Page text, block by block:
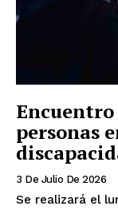
personas
3 De Julio De 2026
Se realizará el